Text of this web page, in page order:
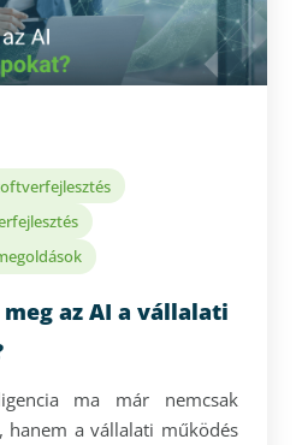
szoftverek
az AI a vállalati
ma már nemcsak
hanem a vállalati működés